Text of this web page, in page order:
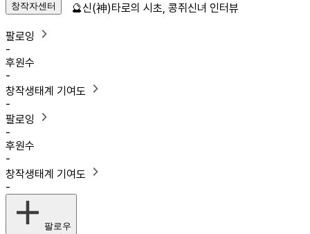
창작자센터
팔로잉
-
후원수
-
창작생태계 기여도
-
팔로잉
-
후원수
-
창작생태계 기여도
-
팔로우
🔮신(神)타로의 시초, 콩쥐신녀 인터뷰